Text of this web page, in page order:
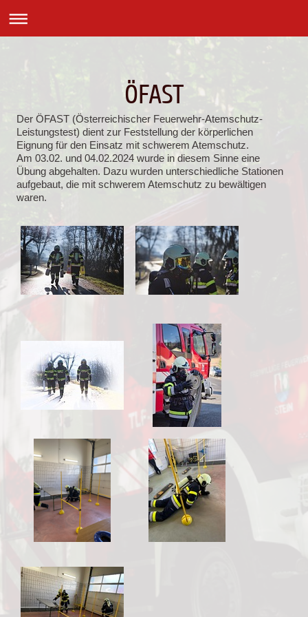
ÖFAST
Der ÖFAST (Österreichischer Feuerwehr-Atemschutz-
Leistungstest) dient zur Feststellung der körperlichen
Eignung für den Einsatz mit schwerem Atemschutz.
Am 03.02. und 04.02.2024 wurde in diesem Sinne eine
Übung abgehalten. Dazu wurden unterschiedliche Stationen
aufgebaut, die mit schwerem Atemschutz zu bewältigen
waren.